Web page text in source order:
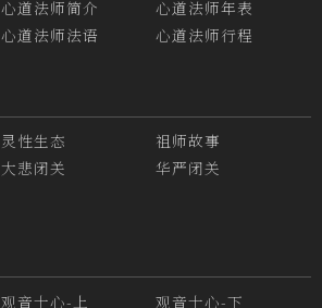
心道法师简介
心道法师年表
心道法师法语 心道法师行程
灵性生态
祖师故事
大悲闭关
华严闭关
观音十心-上
观音十心-下